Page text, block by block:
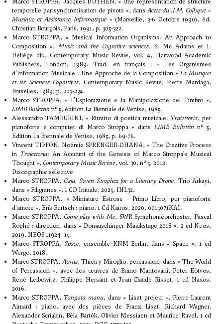
temporelle par synchronisation de pivots », dansActes du .I.M. Colloque «
Musique et Assistance Informatique » (Marseille, 3-6 Octobre 1990), éd.
Christian Bourgois, Paris, 1991, p. 305-322.
Marco STROPPA, « Musical Information Organisms: An Approach to
Composition », Music and the Cognitive sciences, S. Mc Adams et I.
Deliège dir., Contemporary Music Revue, vol. 4, Harwood Academic
Publishers, London, 1989. Trad. en français : « Les Organismes
d'Information Musicale : Une Approche de la Composition » La Musique
et les Sciences Cognitives, Contemporary Music Revue, Pierre Mardaga,
Bruxelles, 1989, p. 203-234.
Marco STROPPA, « L'Esplorazione e la Manipolazione del Timbro »,
LIMB Bullettin n° 5, édition La Biennale de Venise, 1985.
Alessandro TAMBURINI, « Ritratto di poetica musicale: Traiettoria, per
pianoforte e computer di Marco Stroppa » dans LIMB Bullettin n° 5,
Edition La Biennale de Venise, 1985, p. 69-76.
Vincent TIFFON, Noémie SPRENGER-OHANA, « The Creative Process
in Traiettoria: An Account of the Genesis of Marco Stroppa’s Musical
Thought », Contemporary Music Review, vol. 30, n° 5, 2012.
Discographie sélective
Marco STROPPA, Osja, Seven Strophes for a Literary Drone, Trio Arkayi,
dans « Filigranes », 1 CD Initiale, 2025, INL32.
Marco STROPPA, « Miniature Estrose - Primo Libro, per pianoforte
d'amore », Erik Bertsch : piano, 1 Cd Kairos, 2020, 0015071KAI.
Marco STROPPA, Come play with Me, SWR Symphonieorchester, Pascal
Rophé : direction, dans « Donauschinger Musikstage 2018 », 2 cd Neos,
2019, NEOS 11924_15.
Marco STROPPA,Space, ensemble KNM Berlin, dans « Space », 1 cd
Wergo, 2018.
Marco STROPPA,Auras, Thierry Miroglio, percussion, dans « The World
of Percussion », avec des œuvres de Bruno Mantovani, Peter Eötvös,
René Leibowitz, Philippe Hersant et Jean-Claude Risset, 1 cd Naxos,
2016.
Marco STROPPA, Tangata manu, dans « Liszt project », Pierre-Laurent
Aimard : piano, avec des pièces de Franz Liszt, Richard Wagner,
Alexander Scriabin, Béla Bartók, Olivier Messiaen et Maurice Ravel, 1 cd